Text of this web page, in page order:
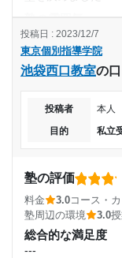
30,000円〜
達成
目的の達成理由
塾に通ったこと
利用詳細
通塾期間
2019年4月〜
高校3年
受講コース
---
料金
特に夏期講習など
りもかなり安いと
コース・カリキュ
今後の勉強の仕方
講師の教え方
---
塾内の環境
東京個別指導学院
池袋西口教室の
投稿日 : 2023/12/7
投稿者 本人
目的
私立
塾の評価
料金 3.0コース・
塾周辺の環境
3.0
総合的な満足度
---